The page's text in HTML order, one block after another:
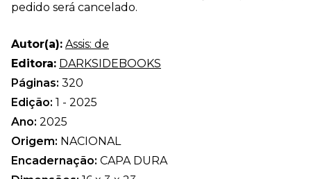
pedido será cancelado.
Autor(a): Assis: de
Editora: DARKSIDEBOOKS
Páginas: 320
Edição: 1 - 2025
Ano: 2025
Origem: NACIONAL
Encadernação: CAPA DURA